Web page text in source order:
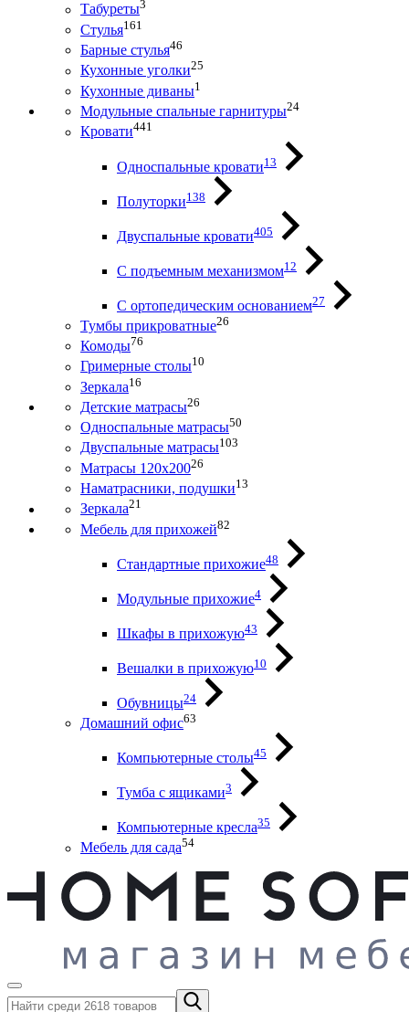
Табуреты3
Стулья161
Барные стулья46
Кухонные уголки25
Кухонные диваны1
Модульные спальные гарнитуры24
Кровати441
Односпальные кровати13
Полуторки138
Двуспальные кровати405
С подъемным механизмом12
С ортопедическим основанием27
Тумбы прикроватные26
Комоды76
Гримерные столы10
Зеркала16
Детские матрасы26
Односпальные матрасы50
Двуспальные матрасы103
Матрасы 120х20026
Наматрасники, подушки13
Зеркала21
Мебель для прихожей82
Стандартные прихожие48
Модульные прихожие4
Шкафы в прихожую43
Вешалки в прихожую10
Обувницы24
Домашний офис63
Компьютерные столы45
Тумба с ящиками3
Компьютерные кресла35
Мебель для сада54